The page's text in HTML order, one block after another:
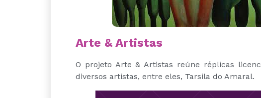
Arte & Artistas
O projeto Arte & Artistas reúne réplicas
diversos artistas, entre eles, Tarsila do Amaral.